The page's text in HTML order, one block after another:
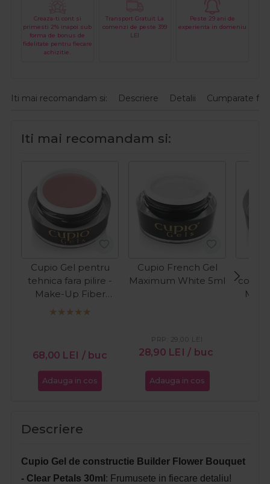
Creaza-ti cont si
primesti 2% inapoi sub
forma de bonus de
fidelitate pentru fiecare
achizitie.
Transport Gratuit La
comenzi de peste 399
LEI
Peste 29 ani de
experienta in domeniu
Iti mai recomandam si: Descriere Detalii Cumparate
Iti mai recomandam si:
Cupio Gel pentru
tehnica fara pilire -
Make-Up Fiber
Natural 15ml
68,00 LEI / buc
Adauga in cos
Cupio French Gel
Maximum White 5ml
28,90 LEI / buc
PRP: 29,00 LEI
Adauga in cos
Descriere
Cupio Gel de constructie Builder Flower Bouquet
- Clear Petals 30ml : Frumusete in fiecare detaliu!